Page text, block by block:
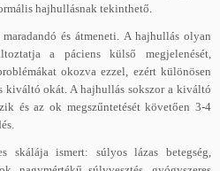
hajhullásnak tekinthető.
és átmeneti. A hajhullás olyan
a páciens külső megjelenését,
okozva ezzel, ezért különösen
kiváltó okát. A hajhullás sokszor a kiváltó
és az ok megszűntetését követően 3-4
skálája ismert: súlyos lázas betegség,